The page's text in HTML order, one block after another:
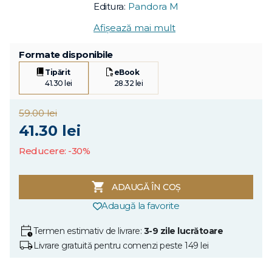
Editura: Pandora M
Afișează mai mult
Formate disponibile
Tipărit
41.30 lei
eBook
28.32 lei
59.00 lei
41.30 lei
Reducere: -30%
ADAUGĂ ÎN COȘ
Adaugă la favorite
Termen estimativ de livrare: 3-9 zile lucrătoare
Livrare gratuită pentru comenzi peste 149 lei